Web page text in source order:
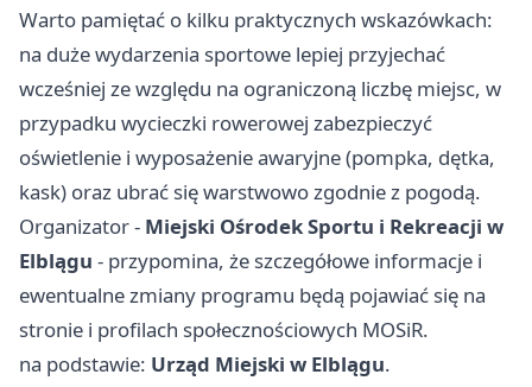
Warto pamiętać o kilku praktycznych wskazówkach:
na duże wydarzenia sportowe lepiej przyjechać
wcześniej ze względu na ograniczoną liczbę miejsc, w
przypadku wycieczki rowerowej zabezpieczyć
oświetlenie i wyposażenie awaryjne (pompka, dętka,
kask) oraz ubrać się warstwowo zgodnie z pogodą.
Organizator - Miejski Ośrodek Sportu i Rekreacji w
Elblągu - przypomina, że szczegółowe informacje i
ewentualne zmiany programu będą pojawiać się na
stronie i profilach społecznościowych MOSiR.
na podstawie: Urząd Miejski w Elblągu.